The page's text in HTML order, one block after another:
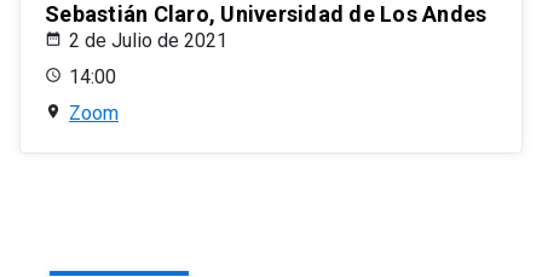
Sebastián Claro, Universidad de Los Andes
2 de Julio de 2021
14:00
Zoom